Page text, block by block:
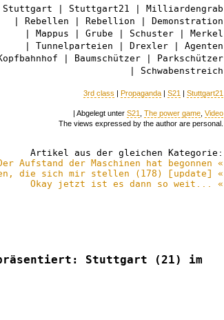
Stuttgart | Stuttgart21 | Milliardengrab
| Rebellen | Rebellion | Demonstration
| Mappus | Grube | Schuster | Merkel
| Tunnelparteien | Drexler | Agenten
| Baumschützer | Parkschützer
| Schwabenstreich
3rd class | Propaganda | S21 | Stuttgart21
| Abgelegt unter S21 The power game Video
The views expressed by the author are personal.
Artikel aus der gleichen Kategorie:
Aufstand der Maschinen hat begonnen «
die sich mir stellen (178) [update] «
Okay jetzt ist es dann so weit... «
präsentiert: Stuttgart (21) im